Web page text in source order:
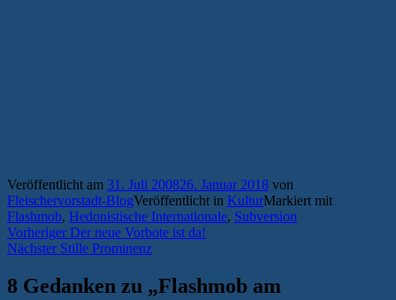
Veröffentlicht am 31. Juli 200826. Januar 2018 von
Fleischervorstadt-BlogVeröffentlicht in KulturMarkiert mit
Flashmob, Hedonistische Internationale, Subversion
Beitragsnavigation
Vorheriger Vorheriger
Beitrag:
Der neue Vorbote ist da!
Nächster Nächster
Stille Prominenz
8 Gedanken zu „Flashmob am